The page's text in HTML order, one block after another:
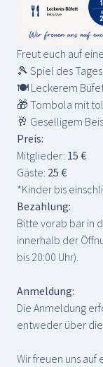
Freut euch auf
🎾 Spiel des
🍽️ Leckerem
🎁 Tombola mit
🥂 Geselligem
Preis:
Mitglieder: 15 €
Gäste: 25 €
*Kinder bis
Bezahlung:
Bitte vorab bar in
innerhalb der
bis 20:00 Uhr).
Anmeldung:
Die Anmeldung
entweder über
Wir freuen uns